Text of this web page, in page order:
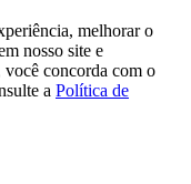
melhorar o
nosso site e
concorda com o
a Política de